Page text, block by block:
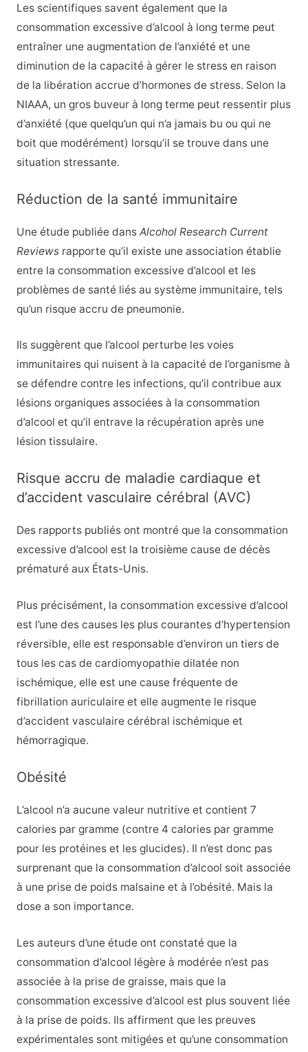
Les scientifiques savent également que la
consommation excessive d’alcool à long terme peut
entraîner une augmentation de l’anxiété et une
diminution de la capacité à gérer le stress en raison
de la libération accrue d’hormones de stress. Selon la
NIAAA, un gros buveur à long terme peut ressentir plus
d’anxiété (que quelqu’un qui n’a jamais bu ou qui ne
boit que modérément) lorsqu’il se trouve dans une
situation stressante.
Réduction de la santé immunitaire
Une étude publiée dans Alcohol Research Current
Reviewsrapporte qu’il existe une association établie
entre la consommation excessive d’alcool et les
problèmes de santé liés au système immunitaire, tels
qu’un risque accru de pneumonie.
Ils suggèrent que l’alcool perturbe les voies
immunitaires qui nuisent à la capacité de l’organisme à
se défendre contre les infections, qu’il contribue aux
lésions organiques associées à la consommation
d’alcool et qu’il entrave la récupération après une
lésion tissulaire.
Risque accru de maladie cardiaque et
d’accident vasculaire cérébral (AVC)
Des rapports publiés ont montré que la consommation
excessive d’alcool est la troisième cause de décès
prématuré aux États-Unis.
Plus précisément, la consommation excessive d’alcool
est l’une des causes les plus courantes d’hypertension
réversible, elle est responsable d’environ un tiers de
tous les cas de cardiomyopathie dilatée non
ischémique, elle est une cause fréquente de
fibrillation auriculaire et elle augmente le risque
d’accident vasculaire cérébral ischémique et
hémorragique.
Obésité
L’alcool n’a aucune valeur nutritive et contient 7
calories par gramme (contre 4 calories par gramme
pour les protéines et les glucides). Il n’est donc pas
surprenant que la consommation d’alcool soit associée
à une prise de poids malsaine et à l’obésité. Mais la
dose a son importance.
Les auteurs d’une étude ont constaté que la
consommation d’alcool légère à modérée n’est pas
associée à la prise de graisse, mais que la
consommation excessive d’alcool est plus souvent liée
à la prise de poids. Ils affirment que les preuves
expérimentales sont mitigées et qu’une consommation